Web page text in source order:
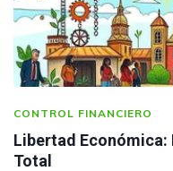
CONTROL FINANCIERO
Libertad
Total